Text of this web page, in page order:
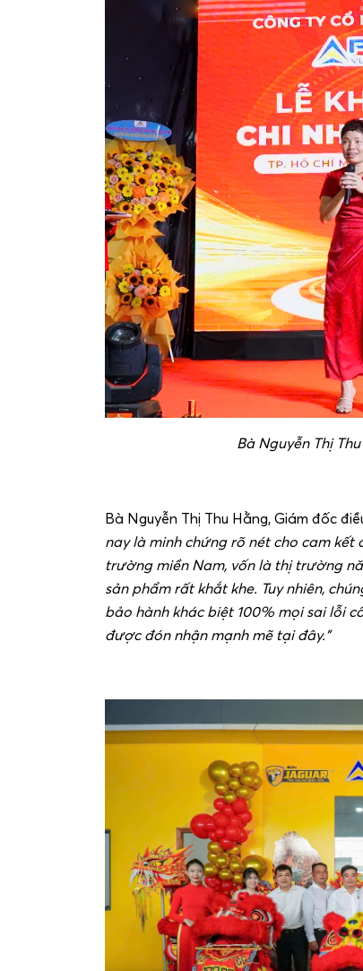
Bà Nguyễn Thị
Bà Nguyễn Thị Thu Hằng, Giám đốc
nay là minh chứng rõ nét cho cam kết
trường miền Nam, vốn là thị trường
sản phẩm rất khắt khe. Tuy nhiên,
bảo hành khác biệt 100% mọi sai lỗi
được đón nhận mạnh mẽ tại đây.”